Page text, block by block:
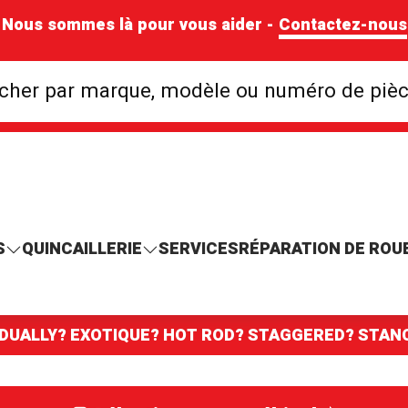
Nous sommes là pour vous aider - Contactez-nous
par marque, modèle ou numéro de
Rechercher par
QUINCAILLERIE SERVICESRÉPARATION DE
EXOTIQUE? HOT ROD? STAGGERED?